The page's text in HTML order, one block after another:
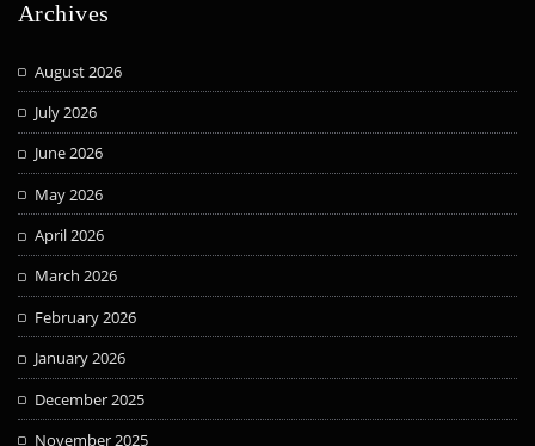
Archives
August 2026
July 2026
June 2026
May 2026
April 2026
March 2026
February 2026
January 2026
December 2025
November 2025